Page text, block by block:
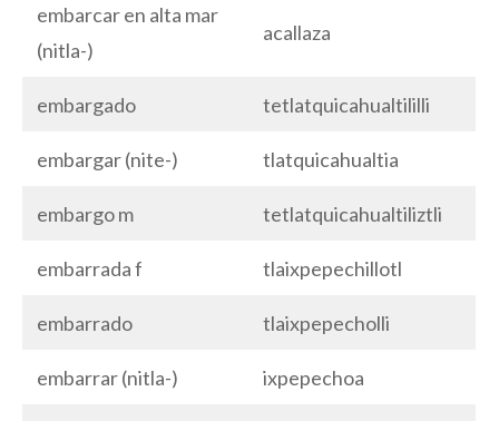
embarcar en alta mar
(nitla-)
acallaza
embargado tetlatquicahualtililli
embargar (nite-) tlatquicahualtia
embargo m tetlatquicahualtiliztli
embarrada f tlaixpepechillotl
embarrado tlaixpepecholli
embarrar (nitla-) ixpepechoa